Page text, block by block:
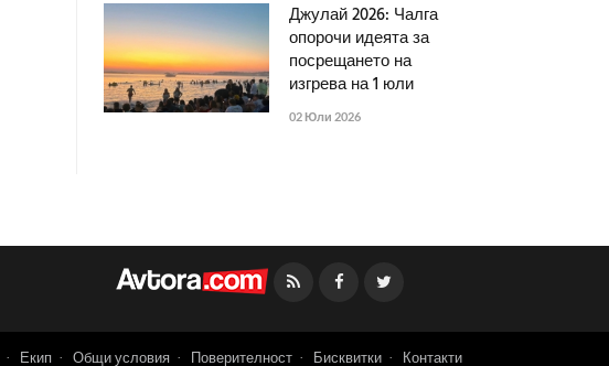
Джулай 2026: Чалга
опорочи идеята за
посрещането на
изгрева на 1 юли
02 Юли 2026
Facebook
Екип Общи условия Поверителност Бисквитки Контакти